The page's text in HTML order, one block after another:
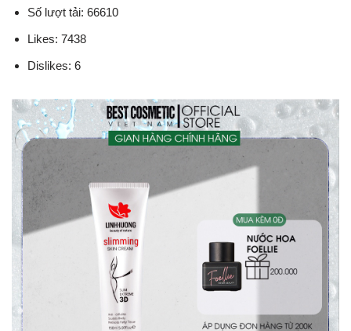
Số lượt tải: 66610
Likes: 7438
Dislikes: 6